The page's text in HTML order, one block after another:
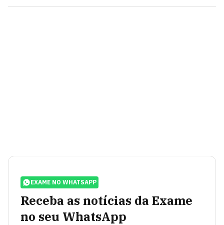
EXAME NO WHATSAPP
Receba as notícias da Exame
no seu WhatsApp